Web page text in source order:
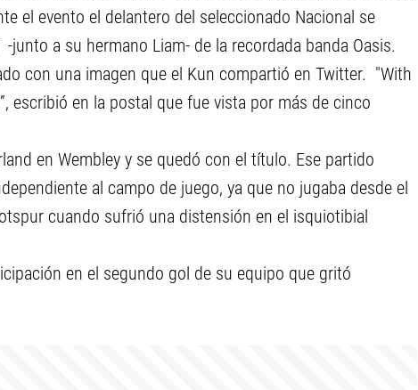
el evento el delantero del seleccionado Nacional se
a su hermano Liam- de la recordada banda Oasis.
con una imagen que el Kun compartió en Twitter. "With
escribió en la postal que fue vista por más de cinco
en Wembley y se quedó con el título. Ese partido
al campo de juego, ya que no jugaba desde el
cuando sufrió una distensión en el isquiotibial
en el segundo gol de su equipo que gritó